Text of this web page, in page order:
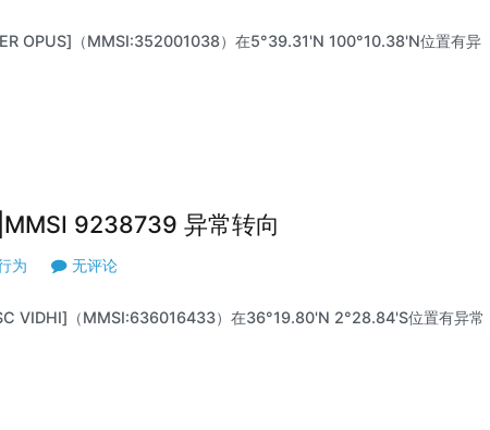
OPUS]（MMSI:352001038）在5°39.31'N 100°10.38'N位置有异
9238739 异常转向
为 无评论
VIDHI]（MMSI:636016433）在36°19.80'N 2°28.84'S位置有异常